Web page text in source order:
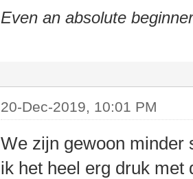
Even an absolute
20-Dec-2019, 10:01 PM
We zijn gewoon minder
ik het heel erg druk met